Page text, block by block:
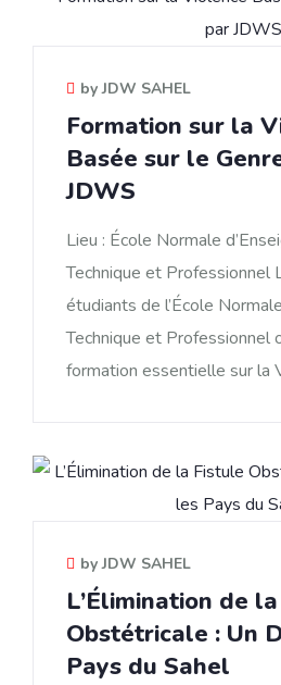
by JDW SAHEL
Formation sur la
Basée sur le
JDWS
Lieu : École Normale
Technique et Professionnel
étudiants de l’École
Technique et Professionnel
formation essentielle sur la
by JDW SAHEL
L’Élimination de
Obstétricale : Un
Pays du Sahel